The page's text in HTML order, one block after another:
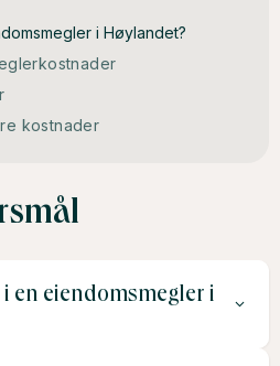
i Høylandet?
kostnader
en eiendomsmegler i